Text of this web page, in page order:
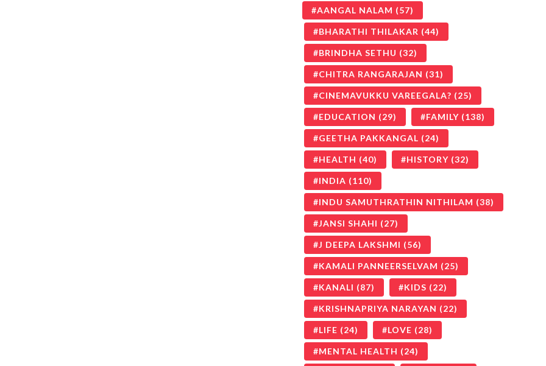
AANGAL NALAM (57)
BHARATHI THILAKAR (44)
BRINDHA SETHU (32)
CHITRA RANGARAJAN (31)
CINEMAVUKKU VAREEGALA? (25)
EDUCATION (29) FAMILY (138)
GEETHA PAKKANGAL (24)
HEALTH (40) HISTORY (32)
INDIA (110)
INDU SAMUTHRATHIN NITHILAM (38)
JANSI SHAHI (27)
J DEEPA LAKSHMI (56)
KAMALI PANNEERSELVAM (25)
KANALI (87) KIDS (22)
KRISHNAPRIYA NARAYAN (22)
LIFE (24) LOVE (28)
MENTAL HEALTH (24)